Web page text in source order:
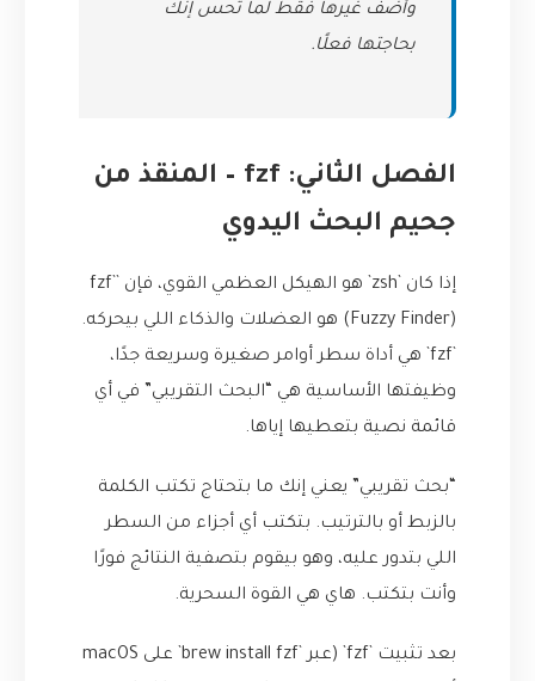
وأضف غيرها فقط لما تحس إنك
بحاجتها فعلًا.
الفصل الثاني: fzf – المنقذ من
جحيم البحث اليدوي
إذا كان `zsh` هو الهيكل العظمي القوي، فإن `fzf`
(Fuzzy Finder) هو العضلات والذكاء اللي بيحركه.
`fzf` هي أداة سطر أوامر صغيرة وسريعة جدًا،
وظيفتها الأساسية هي “البحث التقريبي” في أي
قائمة نصية بتعطيها إياها.
“بحث تقريبي” يعني إنك ما بتحتاج تكتب الكلمة
بالزبط أو بالترتيب. بتكتب أي أجزاء من السطر
اللي بتدور عليه، وهو بيقوم بتصفية النتائج فورًا
وأنت بتكتب. هاي هي القوة السحرية.
بعد تثبيت `fzf` (عبر `brew install fzf` على macOS